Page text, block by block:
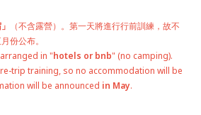
（不含露營）。第一天將進行行前訓練，故不
份公布。
in "hotels or bnb" (no camping).
trip training, so no accommodation will be
will be announced in May.